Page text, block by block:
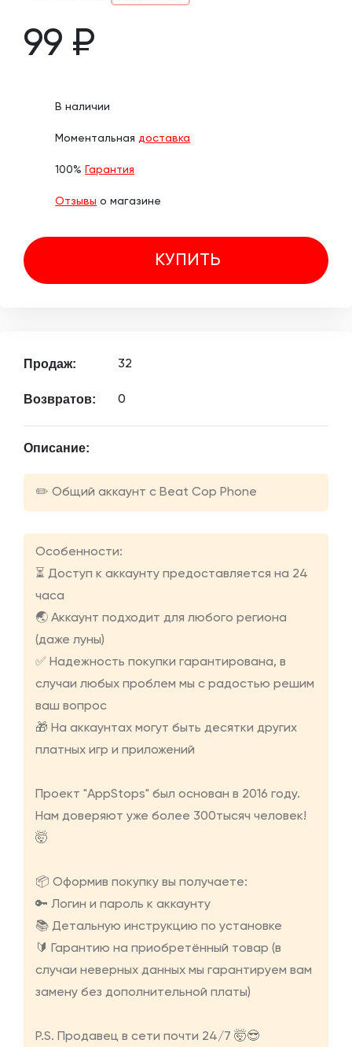
99 ₽
В наличии
Моментальнаядоставка
100% Гарантия
Отзывы о магазине
КУПИТЬ
Продаж: 32
Возвратов: 0
Описание:
✏️ Общий аккаунт с Beat Co‪p Phone
Особенности:
⏳ Доступ к аккаунту предоставляется на 24
часа
🌏 Аккаунт подходит для любого региона
(даже луны)
✅ Надежность покупки гарантирована, в
случаи любых проблем мы с радостью решим
ваш вопрос
🎁 На аккаунтах могут быть десятки других
платных игр и приложений
Проект "AppStops" был основан в 2016 году.
Нам доверяют уже более 300тысяч человек!
🤯
📦 Оформив покупку вы получаете:
🔑 Логин и пароль к аккаунту
📚 Детальную инструкцию по установке
🔰 Гарантию на приобретённый товар (в
случаи неверных данных мы гарантируем вам
замену без дополнительной платы)
P.S. Продавец в сети почти 24/7 🤯😎